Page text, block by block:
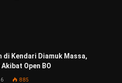
di Kendari Diamuk Massa,
Open BO
885